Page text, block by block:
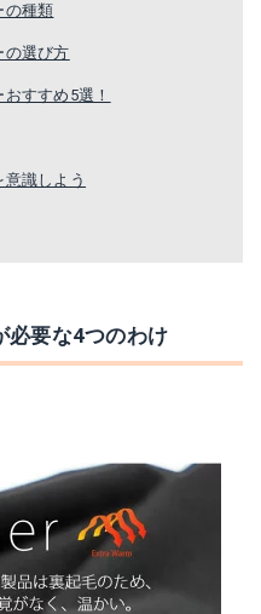
の種類
の選び方
すすめ5選！
識しよう
Yahoo!ショッピングで見る
Yahoo!ショッピングで見る
必要な4つのわけ